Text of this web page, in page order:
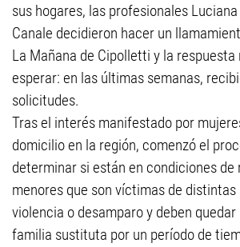
sus hogares, las profesionales
Canale decidieron hacer un
La Mañana de Cipolletti y la respuesta
esperar: en las últimas semanas,
solicitudes.
Tras el interés manifestado por
domicilio en la región, comenzó el
determinar si están en condiciones de
menores que son víctimas de
violencia o desamparo y deben
familia sustituta por un período de